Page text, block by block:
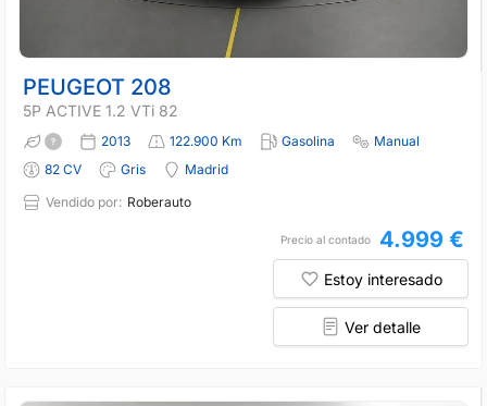
PEUGEOT 208
5P ACTIVE 1.2 VTi 82
2013 122.900 Km Gasolina
Manual
82 CV
Gris
Madrid
Vendido por: Roberauto
Precio al contado 4.999 €
Estoy interesado
Ver detalle